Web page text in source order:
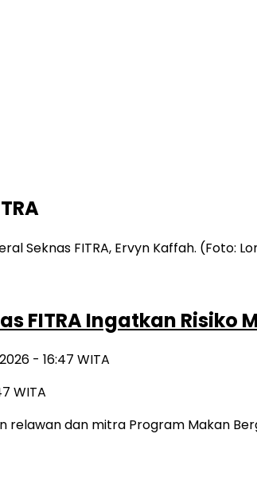
FITRA Ingatkan Risiko
- 16:47 WITA
WITA
relawan dan mitra Program Makan